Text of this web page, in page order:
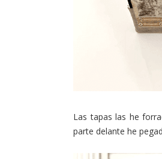
Las tapas las he
parte delante he